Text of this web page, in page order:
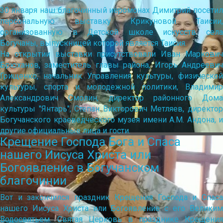
30 января наш благочинный иеромонах Димитрий посетил
персональную выставку Крикуновой Таисии,
организованную в Детской школе искусств села
Богучаны, выпускницей которой является Таисия.
На открытии выставки присутствовали Иван Маркович
Брюханов, заместитель главы района, Игорь Андреевич
Грищенко, начальник Управления культуры, физической
культуры, спорта и молодежной политики, Владимир
Александрович Смолин, директор районного Дома
культуры "Янтарь", Степан Викторович Метляев, директор
Богучанского краеведческого музея имени А.М. Андона, и
другие официальные лица и гости.
Крещение Господа Бога и Спаса
нашего Иисуса Христа или
Богоявление в Богучанском
благочинии
Вот и закончился праздник Крещения Господа и Спаса
нашего Иисуса Христа или Богоявление с его Великим
Водосвятьем. Святая Церковь в празднике Крещения